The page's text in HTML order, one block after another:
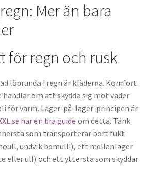
Mer än bara
för regn och rusk
löprunda i regn är kläderna. Komfort
handlar om att skydda sig mot väder
för varm. Lager-på-lager-principen är
har en bra guide om detta. Tänk
som transporterar bort fukt
undvik bomull!), ett mellanlager
eller ull) och ett yttersta som skyddar